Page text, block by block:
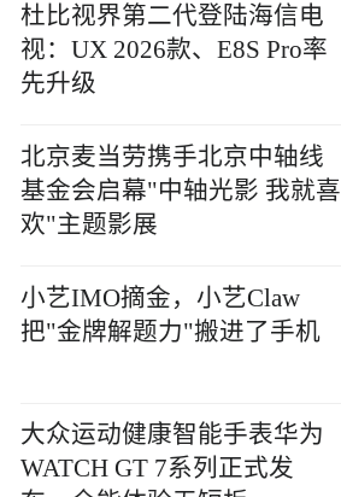
杜比视界第二代登陆海信电
视：UX 2026款、E8S Pro率
先升级
北京麦当劳携手北京中轴线
基金会启幕"中轴光影 我就喜
欢"主题影展
小艺IMO摘金，小艺Claw
把"金牌解题力"搬进了手机
大众运动健康智能手表华为
WATCH GT 7系列正式发